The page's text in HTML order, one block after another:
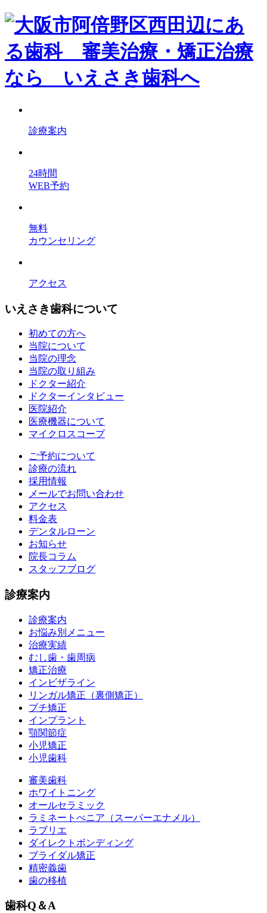
診療案内
24時間
WEB予約
無料
カウンセリング
アクセス
いえさき歯科について
初めての方へ
当院について
当院の理念
当院の取り組み
ドクター紹介
ドクターインタビュー
医院紹介
医療機器について
マイクロスコープ
ご予約について
診療の流れ
採用情報
メールでお問い合わせ
アクセス
料金表
デンタルローン
お知らせ
院長コラム
スタッフブログ
診療案内
診療案内
お悩み別メニュー
治療実績
むし歯・歯周病
矯正治療
インビザライン
リンガル矯正（裏側矯正）
プチ矯正
インプラント
顎関節症
小児矯正
小児歯科
審美歯科
ホワイトニング
オールセラミック
ラミネートべニア （スーパーエナメル）
ラブリエ
ダイレクトボンディング
ブライダル矯正
精密義歯
歯の移植
歯科Q＆A